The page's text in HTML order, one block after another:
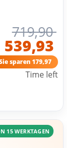
719,90
539,93
sparen 179,97
Time left
15 WERKTAGEN